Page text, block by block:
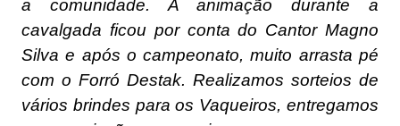
a comunidade. A animação durante a
cavalgada ficou por conta do Cantor Magno
Silva e após o campeonato, muito arrasta pé
com o Forró Destak. Realizamos sorteios de
vários brindes para os Vaqueiros, entregamos